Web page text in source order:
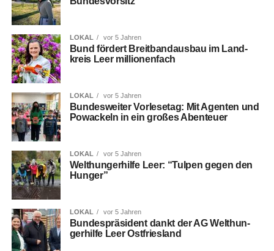
LOKAL vor 5 Jahren
Bund för­dert Breit­band­aus­bau im Land­
kreis Leer millionenfach
LOKAL vor 5 Jahren
Bun­des­wei­ter Vor­le­se­tag: Mit Agen­ten und
Powa­ckeln in ein gro­ßes Abenteuer
LOKAL vor 5 Jahren
Welt­hun­ger­hil­fe Leer: “Tul­pen gegen den
Hunger”
LOKAL vor 5 Jahren
Bun­des­prä­si­dent dankt der AG Welt­hun­
ger­hil­fe Leer Ostfriesland